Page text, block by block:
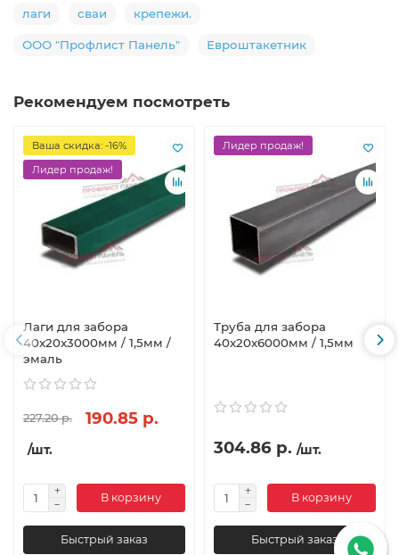
лаги сваи крепежи.
ООО "Профлист Панель" Евроштакетник
Рекомендуем посмотреть
Ваша скидка: -16%
Лидер продаж!
Лаги для забора
40х20x3000мм / 1,5мм /
эмаль
227.20 р. 190.85 р.
/шт.
В корзину
Быстрый заказ
Лидер продаж!
Труба для забора
40х20x6000мм / 1,5мм
304.86 р. /шт.
В корзину
Быстрый заказ